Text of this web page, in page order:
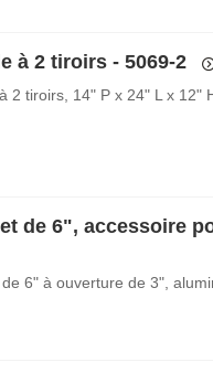
à 2 tiroirs - 5069-2
2 tiroirs, 14" P x 24" L x 12"
de 6", accessoire
6" à ouverture de 3",